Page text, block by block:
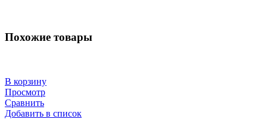
Похожие товары
В корзину
Просмотр
Сравнить
Добавить в список